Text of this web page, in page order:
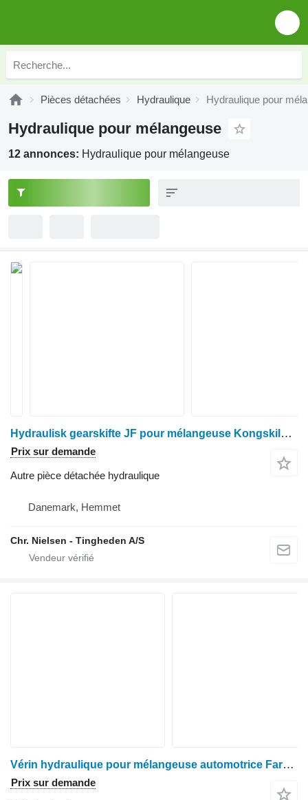
Pièces détachées Hydraulique Hydraulique pour
Hydraulique pour mélangeuse
12 annonces: Hydraulique pour mélangeuse
Hydraulisk gearskifte JF pour mélangeuse Kongskilde VM27
Prix sur demande
Autre pièce détachée hydraulique
Danemark, Hemmet
Chr. Nielsen - Tingheden A/S
Vérin hydraulique pour mélangeuse automotrice Faresin
Prix sur demande